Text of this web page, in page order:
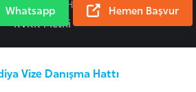
Vize Danışma Hattı
2026 Tüm Hakları Saklıdır.
KVKK Metni
Hemen Başvur
Whatsapp